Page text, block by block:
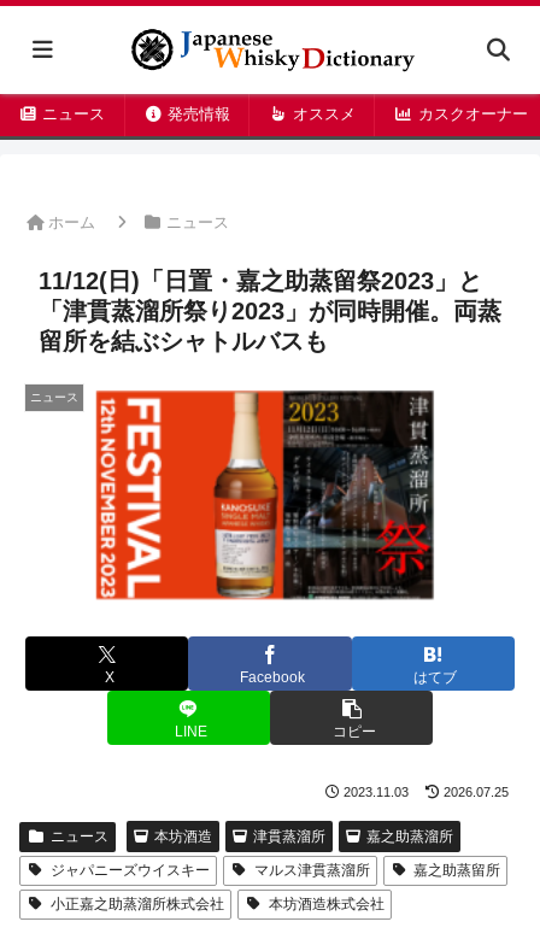
ニュース 発売情報 オススメ カスクオーナー
ホーム ニュース
11/12(日)「日置・嘉之助蒸留祭2023」と
「津貫蒸溜所祭り2023」が同時開催。両蒸
留所を結ぶシャトルバスも
ニュース
X Facebook はてブ
LINE コピー
2023.11.03 2026.07.25
ニュース 本坊酒造 津貫蒸溜所
嘉之助蒸溜所
ジャパニーズウイスキー
マルス津貫蒸溜所
嘉之助蒸留所
小正嘉之助蒸溜所株式会社
本坊酒造株式会社